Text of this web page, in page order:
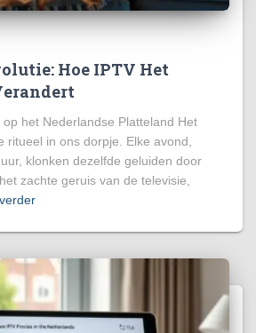
Hoe IPTV Het
op het Nederlandse Platteland Het
ritueel in ons dorpje. Elke avond,
klonken dezelfde geluiden door
zachte geruis van de televisie,